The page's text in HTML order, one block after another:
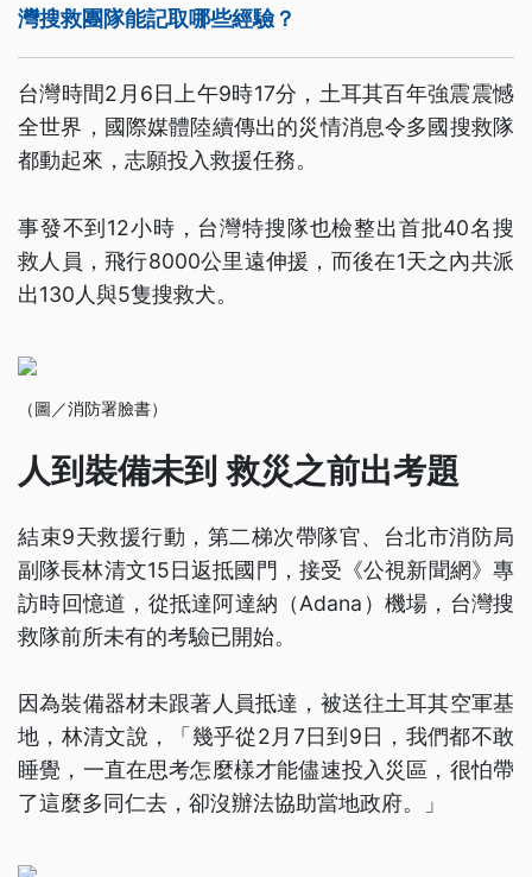
灣搜救團隊能記取哪些經驗？
台灣時間2月6日上午9時17分，土耳其百年強震震憾
全世界，國際媒體陸續傳出的災情消息令多國搜救隊
都動起來，志願投入救援任務。
事發不到12小時，台灣特搜隊也檢整出首批40名搜
救人員，飛行8000公里遠伸援，而後在1天之內共派
出130人與5隻搜救犬。
（圖／消防署臉書）
人到裝備未到 救災之前出考題
結束9天救援行動，第二梯次帶隊官、台北市消防局
副隊長林清文15日返抵國門，接受《公視新聞網》專
訪時回憶道，從抵達阿達納（Adana）機場，台灣搜
救隊前所未有的考驗已開始。
因為裝備器材未跟著人員抵達，被送往土耳其空軍基
地，林清文說，「幾乎從2月7日到9日，我們都不敢
睡覺，一直在思考怎麼樣才能儘速投入災區，很怕帶
了這麼多同仁去，卻沒辦法協助當地政府。」